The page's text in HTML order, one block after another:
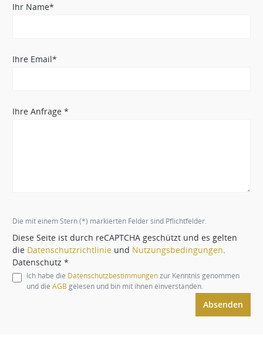
Ihr Name*
Ihre Email*
Ihre Anfrage *
Die mit einem Stern (*) markierten Felder sind Pflichtfelder.
Diese Seite ist durch reCAPTCHA geschützt und es gelten
die Datenschutzrichtlinie und Nutzungsbedingungen
Datenschutz *
Ich habe die Datenschutzbestimmungenzur Kenntnis genommen
und die AGB gelesen und bin mit ihnen einverstanden.
Absenden